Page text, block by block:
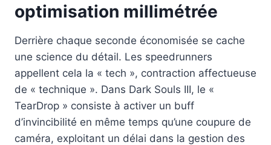
optimisation millimétrée
Derrière chaque seconde économisée se cache
une science du détail. Les speedrunners
appellent cela la « tech », contraction affectueuse
de « technique ». Dans Dark Souls III, le «
TearDrop » consiste à activer un buff
d’invincibilité en même temps qu’une coupure de
caméra, exploitant un délai dans la gestion des